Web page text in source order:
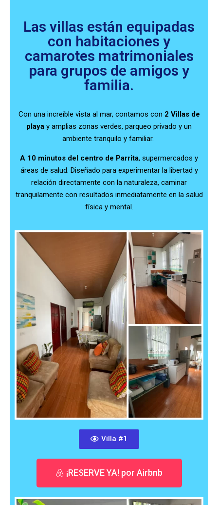
Las villas están equipadas
con habitaciones y
camarotes matrimoniales
para grupos de amigos y
familia.
Con una increíble vista al mar, contamos con 2 Villas de
playa y amplias zonas verdes, parqueo privado y un
ambiente tranquilo y familiar.
A 10 minutos del centro de Parrita, supermercados y
áreas de salud. Diseñado para experimentar la libertad y
relación directamente con la naturaleza, caminar
tranquilamente con resultados inmediatamente en la salud
física y mental.
Villa #1
¡RESERVE YA! por Airbnb